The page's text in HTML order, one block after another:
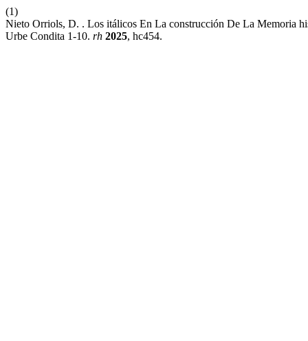
(1)
Nieto Orriols, D. . Los itálicos En La construcción De La Memoria
Urbe Condita 1-10. rh 2025, hc454.